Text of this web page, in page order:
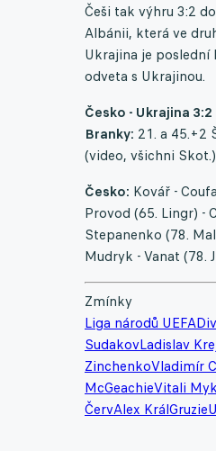
Češi tak výhru 3:2
Albánii, která ve
Ukrajina je poslední
odveta s Ukrajinou.
Česko - Ukrajina 3:2
Branky: 21. a 45.+2
(video, všichni
Česko: Kovář -
Provod (65. Lingr) -
Stepanenko (78.
Mudryk - Vanat (78.
Zmínky
Liga národů UEFA
SudakovLadislav
ZinchenkoVladimír
McGeachieVitali
ČervAlex KrálGruzie